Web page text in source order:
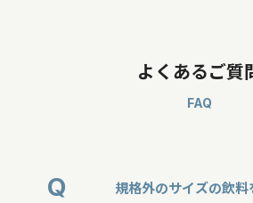
よくあるご質
FAQ
Q 規格外のサイズの飲